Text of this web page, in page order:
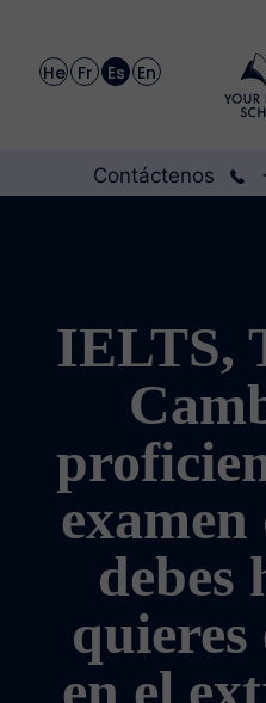
He Fr Es En
Contáctenos
IELTS,
examen
debes